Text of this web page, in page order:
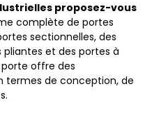
proposez-vous
complète de portes
sectionnelles, des
et des portes à
offre des
termes de conception, de